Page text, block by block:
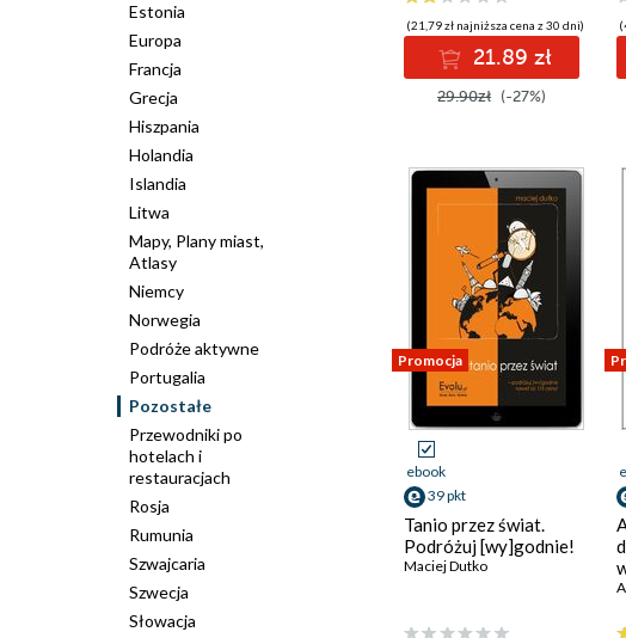
Estonia
Europa
Francja
Grecja
Hiszpania
Holandia
Islandia
Litwa
Mapy, Plany miast,
Atlasy
Niemcy
Norwegia
Podróże aktywne
Portugalia
Pozostałe
Przewodniki po
hotelach i
restauracjach
Rosja
Rumunia
Szwajcaria
Szwecja
Słowacja
(21,79 zł najniższa cena z 30 dni)
21.89 zł
29.90zł (-27%)
Promocja
ebook
39 pkt
Tanio przez świat.
Podróżuj [wy]godnie!
Maciej Dutko